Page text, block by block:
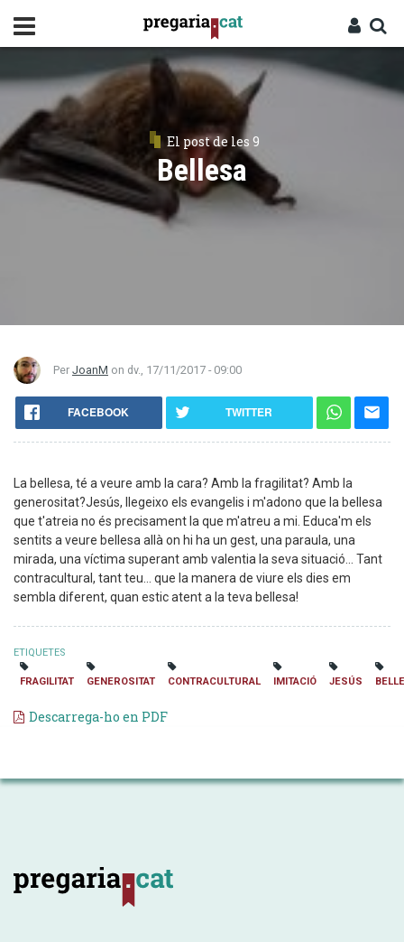
contingut
El post de les 9
Bellesa
Per JoanM on dv., 17/11/2017 - 09:00
FACEBOOK TWITTER
La bellesa, té a veure amb la cara? Amb la fragilitat? Amb la
generositat?Jesús, llegeixo els evangelis i m'adono que la bellesa
que t'atreia no és precisament la que m'atreu a mi. Educa'm els
sentits a veure bellesa allà on hi ha un gest, una paraula, una
mirada, una víctima superant amb valentia la seva situació... Tant
contracultural, tant teu... que la manera de viure els dies em
sembla diferent, quan estic atent a la teva bellesa!
ETIQUETES
FRAGILITAT GENEROSITAT CONTRACULTURAL IMITACIÓ JESÚS
Descarrega-ho en PDF